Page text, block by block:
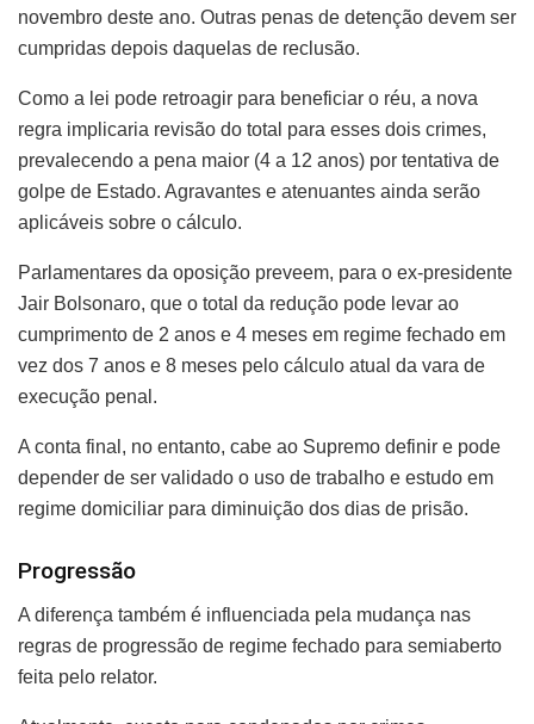
novembro deste ano. Outras penas de detenção devem ser
cumpridas depois daquelas de reclusão.
Como a lei pode retroagir para beneficiar o réu, a nova
regra implicaria revisão do total para esses dois crimes,
prevalecendo a pena maior (4 a 12 anos) por tentativa de
golpe de Estado. Agravantes e atenuantes ainda serão
aplicáveis sobre o cálculo.
Parlamentares da oposição preveem, para o ex-presidente
Jair Bolsonaro, que o total da redução pode levar ao
cumprimento de 2 anos e 4 meses em regime fechado em
vez dos 7 anos e 8 meses pelo cálculo atual da vara de
execução penal.
A conta final, no entanto, cabe ao Supremo definir e pode
depender de ser validado o uso de trabalho e estudo em
regime domiciliar para diminuição dos dias de prisão.
Progressão
A diferença também é influenciada pela mudança nas
regras de progressão de regime fechado para semiaberto
feita pelo relator.